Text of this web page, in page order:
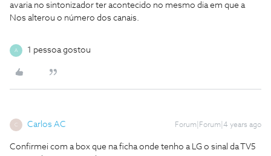
avaria no sintonizador ter acontecido no mesmo dia em que a
Nos alterou o número dos canais.
A 1 pessoa gostou
C Carlos AC Forum|Forum|4 years ago
Confirmei com a box que na ficha onde tenho a LG o sinal da TV5